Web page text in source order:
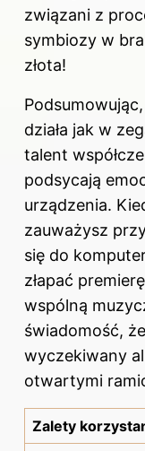
związani z
symbiozy w
złota!
działa jak w
talent
podsycają
urządzenia.
zauważysz
się do
złapać
wspólną
świadomość,
wyczekiwany
otwartymi
Zalety